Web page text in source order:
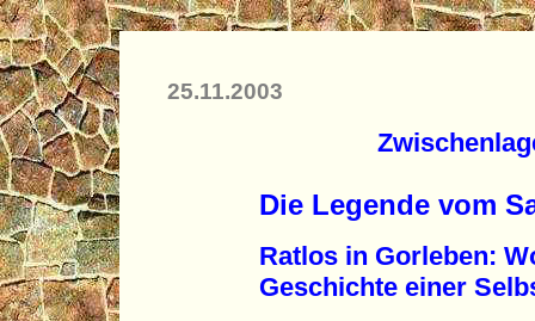
25.11.2003
Die Legende vom
Ratlos in Gorleben:
Geschichte einer